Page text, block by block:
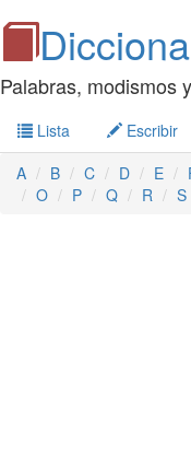
Palabras, modismos
Lista Escribir
A
B C D E
O
P Q R S